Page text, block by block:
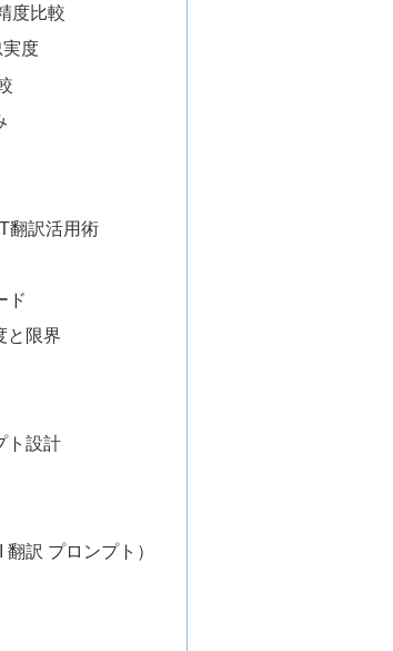
度比較
度
翻訳活用術
ド
と限界
ト設計
訳 プロンプト）